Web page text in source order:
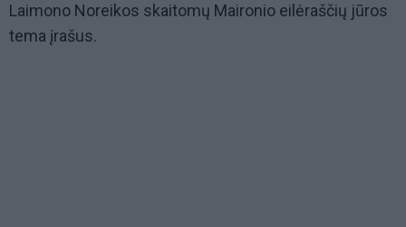
Laimono Noreikos skaitomų Maironio eilėraščių jūros
tema įrašus.